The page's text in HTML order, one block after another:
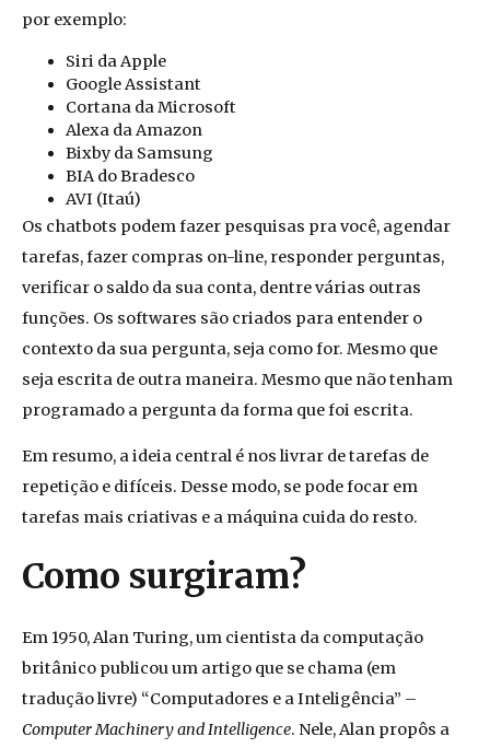
por exemplo:
Siri da Apple
Google Assistant
Cortana da Microsoft
Alexa da Amazon
Bixby da Samsung
BIA do Bradesco
AVI (Itaú)
Os chatbots podemfazer pesquisas pra você, agendar
tarefas, fazer compras on-line, responder perguntas,
verificar o saldo da sua conta, dentre várias outras
funções. Os softwares são criados para entender o
contexto da sua pergunta, seja como for. Mesmo que
seja escrita de outra maneira. Mesmo que não tenham
programado a pergunta da forma que foi escrita.
Em resumo, a ideia central é nos livrar de tarefas de
repetição e difíceis. Desse modo, se pode focar em
tarefas mais criativas e a máquina cuida do resto.
Como surgiram?
Em 1950, Alan Turing, um cientista da computação
britânico publicou um artigo que se chama (em
tradução livre) “Computadores e a Inteligência” –
Computer Machinery and Intelligence. Nele, Alan propôs a